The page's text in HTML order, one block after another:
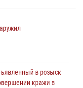
в розыск
кражи в